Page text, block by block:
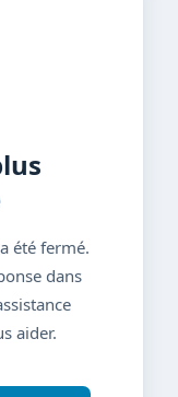
été fermé.
dans
aider.